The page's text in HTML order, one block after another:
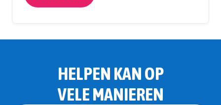
HELPEN KAN OP
VELE MANIEREN